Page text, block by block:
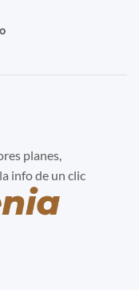
planes,
info de un clic